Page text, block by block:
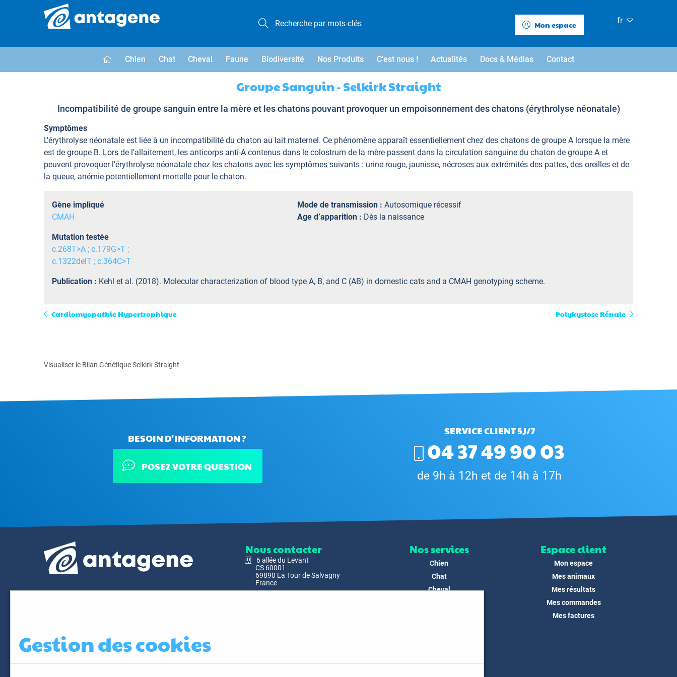
Mon espace fr
Chien Chat Cheval Faune Biodiversité Nos Produits C'est nous ! Actualités Docs & Médias Contact
Groupe Sanguin - Selkirk Straight
Incompatibilité de groupe sanguin entre la mère et les chatons pouvant provoquer un empoisonnement des chatons (érythrolyse néonatale)
Symptômes
L'érythrolyse néonatale est liée à un incompatibilité du chaton au lait maternel. Ce phénomène apparaît essentiellement chez des chatons de groupe A lorsque la mère
est de groupe B. Lors de l’allaitement, les anticorps anti-A contenus dans le colostrum de la mère passent dans la circulation sanguine du chaton de groupe A et
peuvent provoquer l’érythrolyse néonatale chez les chatons avec les symptômes suivants : urine rouge, jaunisse, nécroses aux extrémités des pattes, des oreilles et de
la queue, anémie potentiellement mortelle pour le chaton.
Gène impliqué
CMAH
Mutation testée
c.268T>A ; c.179G>T ;
c.1322delT ; c.364C>T
Mode de transmission : Autosomique récessif
Age d’apparition : Dès la naissance
Publication : Kehl et al. (2018). Molecular characterization of blood type A, B, and C (AB) in domestic cats and a CMAH genotyping scheme.
Cardiomyopathie Hypertrophique Polykystose Rénale
Visualiser le Bilan Génétique Selkirk Straight
BESOIN D'INFORMATION ?
POSEZ VOTRE QUESTION
SERVICE CLIENT 5J/7
04 37 49 90 03
de 9h à 12h et de 14h à 17h
Nous contacter
6 allée du Levant
CS 60001
69890 La Tour de Salvagny
France
Nos services
Chien
Chat
Cheval
Espace client
Mon espace
Mes animaux
Mes résultats
Mes commandes
Mes factures
Gestion des cookies